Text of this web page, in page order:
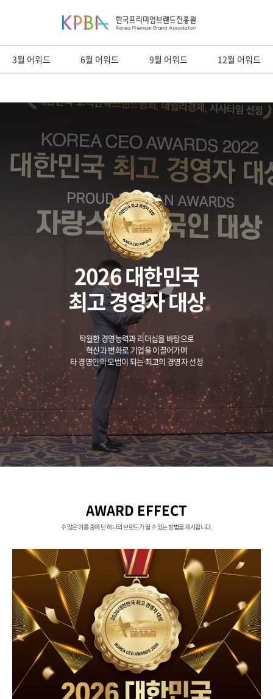
3월 어워드 6월 어워드 9월 어워드 12월 어워드
2026 대한민국
최고 경영자 대상
탁월한 경영능력과 리더십을 바탕으로
혁신과 변화로 기업을 이끌어가며
타 경영인의 모범이 되는 최고의 경영자 선정
AWARD EFFECT
수 많은 이름 중에 단 하나의 브랜드가 될 수 있는 방법을 제시합니다.